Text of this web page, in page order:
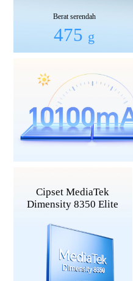
Berat serendah
475 g
Cipset MediaTek
Dimensity 8350 Elite